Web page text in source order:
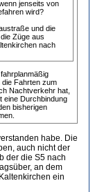
jenseits von
wird?
und die
Züge aus
nach
Fahrten zum
Nachtverkehr hat,
eine Durchbindung
bisherigen
habe. Die
auch nicht der
der die S5 nach
an dem
ein